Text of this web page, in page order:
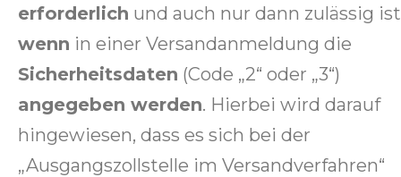
erforderlich und auch nur dann zulässig
wenn in einer Versandanmeldung die
Sicherheitsdaten (Code „2“ oder „3“)
angegeben werden. Hierbei wird darauf
hingewiesen, dass es sich bei der
„Ausgangszollstelle im Versandverfahren“